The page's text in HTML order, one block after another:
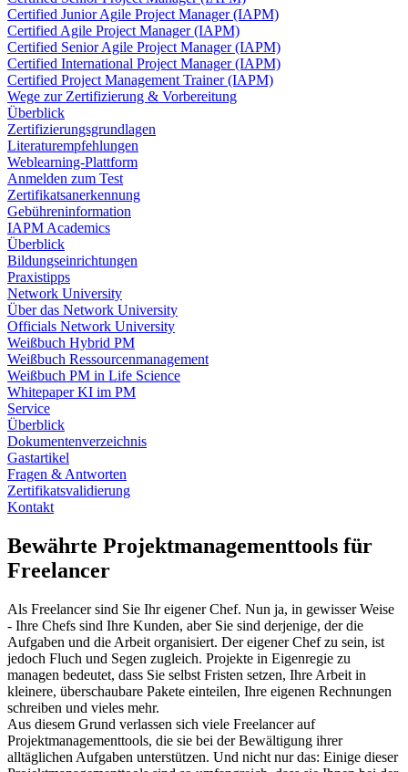
Certified Junior Agile Project Manager (IAPM)
Certified Agile Project Manager (IAPM)
Certified Senior Agile Project Manager (IAPM)
Certified International Project Manager (IAPM)
Certified Project Management Trainer (IAPM)
Wege zur Zertifizierung & Vorbereitung
Überblick
Zertifizierungsgrundlagen
Literaturempfehlungen
Weblearning-Plattform
Anmelden zum Test
Zertifikatsanerkennung
Gebühreninformation
IAPM Academics
Überblick
Bildungseinrichtungen
Praxistipps
Network University
Über das Network University
Officials Network University
Weißbuch Hybrid PM
Weißbuch Ressourcenmanagement
Weißbuch PM in Life Science
Whitepaper KI im PM
Service
Überblick
Dokumentenverzeichnis
Gastartikel
Fragen & Antworten
Zertifikatsvalidierung
Kontakt
Bewährte Projektmanagementtools für
Freelancer
Als Freelancer sind Sie Ihr eigener Chef. Nun ja, in gewisser Weise
- Ihre Chefs sind Ihre Kunden, aber Sie sind derjenige, der die
Aufgaben und die Arbeit organisiert. Der eigener Chef zu sein, ist
jedoch Fluch und Segen zugleich. Projekte in Eigenregie zu
managen bedeutet, dass Sie selbst Fristen setzen, Ihre Arbeit in
kleinere, überschaubare Pakete einteilen, Ihre eigenen Rechnungen
schreiben und vieles mehr.
Aus diesem Grund verlassen sich viele Freelancer auf
Projektmanagementtools, die sie bei der Bewältigung ihrer
alltäglichen Aufgaben unterstützen. Und nicht nur das: Einige dieser